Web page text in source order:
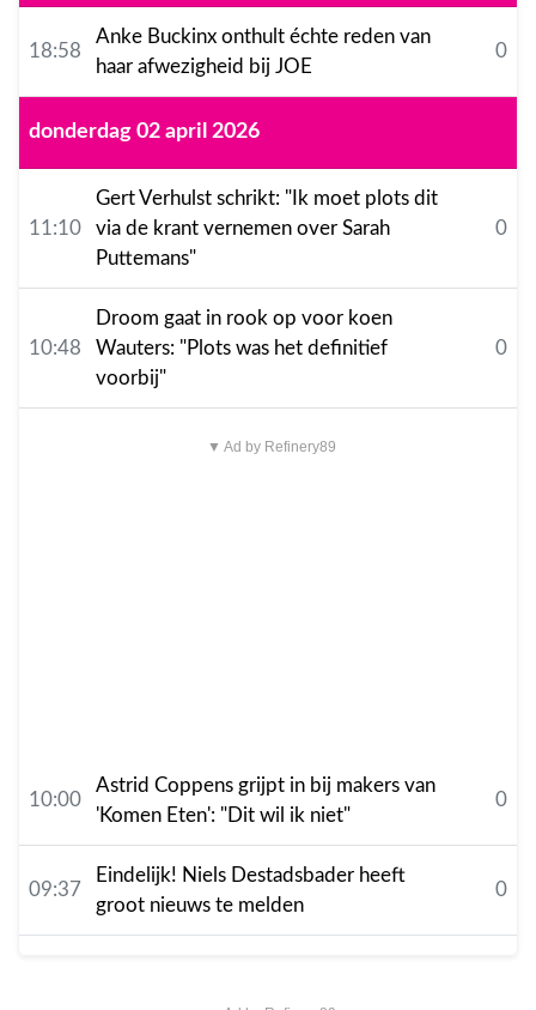
18:58
Anke Buckinx onthult échte reden van
haar afwezigheid bij JOE
0
donderdag 02 april 2026
11:10
Gert Verhulst schrikt: "Ik moet plots dit
via de krant vernemen over Sarah
Puttemans"
0
10:48
Droom gaat in rook op voor koen
Wauters: "Plots was het definitief
voorbij"
0
▼ Ad by Refinery89
10:00
Astrid Coppens grijpt in bij makers van
'Komen Eten': "Dit wil ik niet"
0
09:37
Eindelijk! Niels Destadsbader heeft
groot nieuws te melden
0